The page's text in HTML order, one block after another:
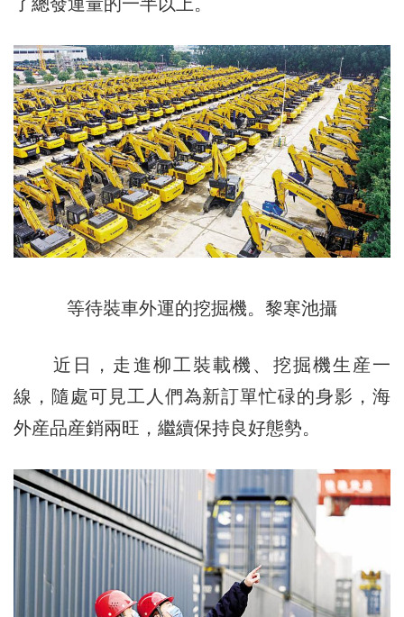
等待裝車外運的挖掘機。黎寒池攝
近日，走進柳工裝載機、挖掘機生産一
線，隨處可見工人們為新訂單忙碌的身影，海
外産品産銷兩旺，繼續保持良好態勢。